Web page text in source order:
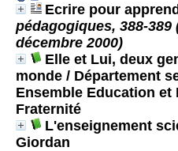
Ecrire pour
pédagogiques, 388-389
décembre 2000)
Elle et Lui, deux
monde / Département
Ensemble Education et
Fraternité
L'enseignement
Giordan